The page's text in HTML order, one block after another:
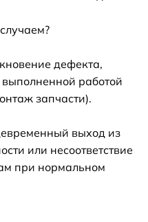
дефекта,
работой
запчасти).
выход из
или несоответствие
при нормальном